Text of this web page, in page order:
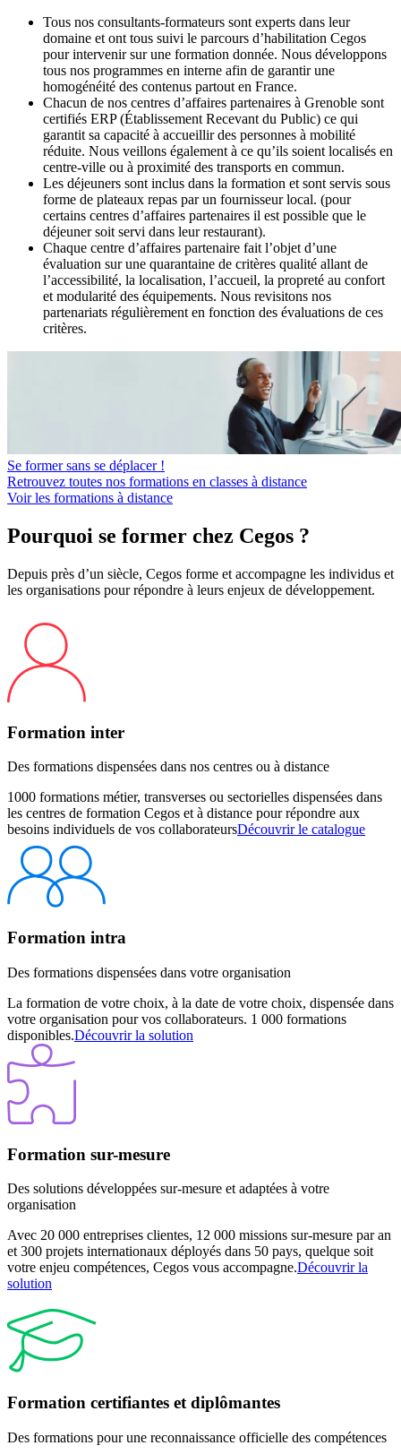
Tous nos consultants-formateurs sont experts dans leur
domaine et ont tous suivi le parcours d’habilitation Cegos
pour intervenir sur une formation donnée. Nous développons
tous nos programmes en interne afin de garantir une
homogénéité des contenus partout en France.
Chacun de nos centres d’affaires partenaires à Grenoble sont
certifiés ERP (Établissement Recevant du Public) ce qui
garantit sa capacité à accueillir des personnes à mobilité
réduite. Nous veillons également à ce qu’ils soient localisés en
centre-ville ou à proximité des transports en commun.
Les déjeuners sont inclus dans la formation et sont servis sous
forme de plateaux repas par un fournisseur local. (pour
certains centres d’affaires partenaires il est possible que le
déjeuner soit servi dans leur restaurant).
Chaque centre d’affaires partenaire fait l’objet d’une
évaluation sur une quarantaine de critères qualité allant de
l’accessibilité, la localisation, l’accueil, la propreté au confort
et modularité des équipements. Nous revisitons nos
partenariats régulièrement en fonction des évaluations de ces
critères.
Se former sans se déplacer !
Retrouvez toutes nos formations en classes à distance
Voir les formations à distance
Pourquoi se former chez Cegos ?
Depuis près d’un siècle, Cegos forme et accompagne les individus et
les organisations pour répondre à leurs enjeux de développement.
Formation inter
Des formations dispensées dans nos centres ou à distance
1000 formations métier, transverses ou sectorielles dispensées dans
les centres de formation Cegos et à distance pour répondre aux
besoins individuels de vos collaborateursDécouvrir le catalogue
Formation intra
Des formations dispensées dans votre organisation
La formation de votre choix, à la date de votre choix, dispensée dans
votre organisation pour vos collaborateurs. 1 000 formations
disponibles.Découvrir la solution
Formation sur-mesure
Des solutions développées sur-mesure et adaptées à votre
organisation
Avec 20 000 entreprises clientes, 12 000 missions sur-mesure par an
et 300 projets internationaux déployés dans 50 pays, quelque soit
votre enjeu compétences, Cegos vous accompagne.Découvrir la
solution
Formation certifiantes et diplômantes
Des formations pour une reconnaissance officielle des compétences